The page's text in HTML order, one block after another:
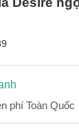
phí Toàn Quốc